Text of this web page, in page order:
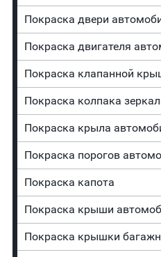
Покраска двери
Покраска двигателя
Покраска клапанной
Покраска колпака
Покраска крыла
Покраска порогов
Покраска капота
Покраска крыши
Покраска крышки